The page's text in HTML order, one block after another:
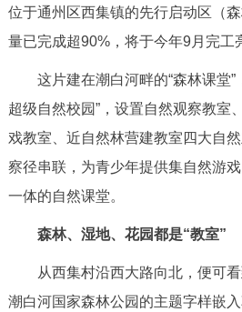
12345网上接诉即办 我要
走进北京
绿色北京 图说北京
多语种
位于通州区西集镇的先行启动区（
量已完成超90%，将于今年9月完工
这片建在潮白河畔的“森林课堂
超级自然校园”，设置自然观察教室
戏教室、近自然林营建教室四大自
察径串联，为青少年提供集自然游
一体的自然课堂。
森林、湿地、花园都是“教室”
从西集村沿西大路向北，便可
潮白河国家森林公园的主题字样嵌